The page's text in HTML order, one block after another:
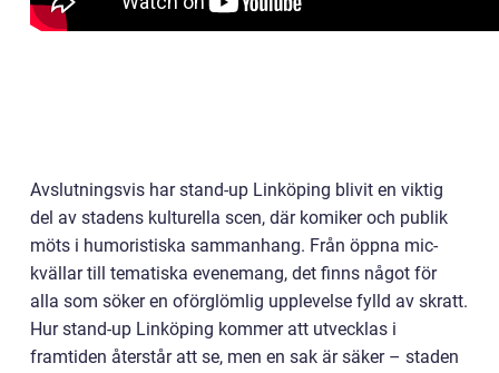
Avslutningsvis har stand-up Linköping blivit en viktig
del av stadens kulturella scen, där komiker och publik
möts i humoristiska sammanhang. Från öppna mic-
kvällar till tematiska evenemang, det finns något för
alla som söker en oförglömlig upplevelse fylld av skratt.
Hur stand-up Linköping kommer att utvecklas i
framtiden återstår att se, men en sak är säker – staden